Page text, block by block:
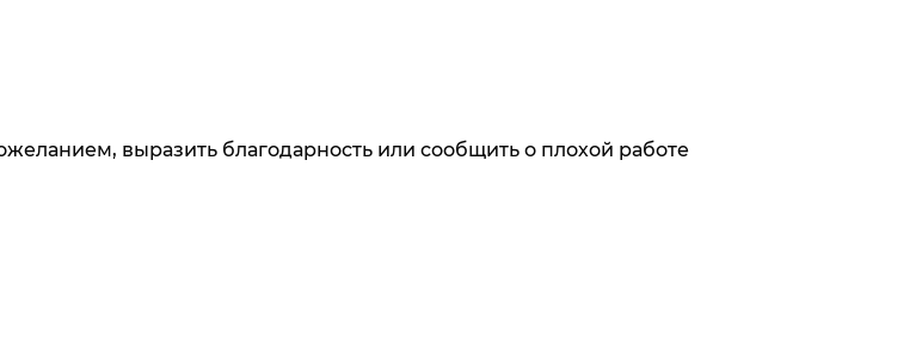
и специальных предложениях первыми
выразить благодарность или сообщить о плохой работе